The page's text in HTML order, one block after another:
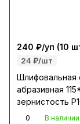
240 ₽/уп (10
24 ₽/шт
Шлифовальная
абразивная
зернистость
0
В наличии